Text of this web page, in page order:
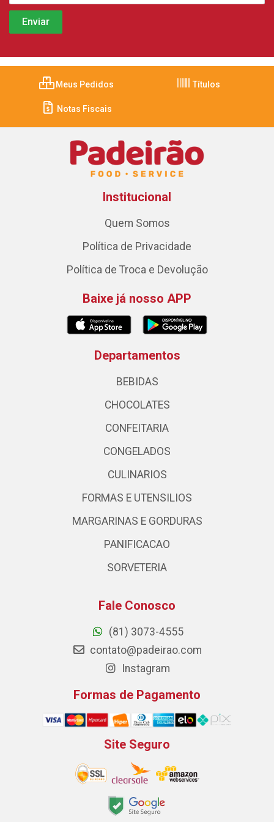
Meus Pedidos Títulos
Notas Fiscais
Institucional
Quem Somos
Política de Privacidade
Política de Troca e Devolução
Baixe já nosso APP
Departamentos
BEBIDAS
CHOCOLATES
CONFEITARIA
CONGELADOS
CULINARIOS
FORMAS E UTENSILIOS
MARGARINAS E GORDURAS
PANIFICACAO
SORVETERIA
Fale Conosco
(81) 3073-4555
contato@padeirao.com
Instagram
Formas de Pagamento
Site Seguro